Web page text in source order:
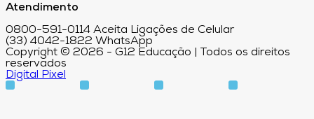
Atendimento
0800-591-0114 Aceita Ligações de Celular
(33) 4042-1822 WhatsApp
Copyright © 2026 - G12 Educação | Todos os direitos
reservados
Digital Pixel